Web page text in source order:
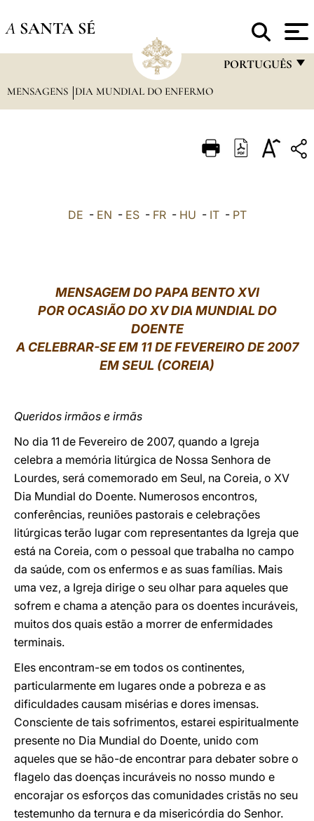
A SANTA SÉ
PORTUGUÊS
ITALIANO
中文
MENSAGENS DIA MUNDIAL DO ENFERMO
DE - EN - ES- FR- HU - IT- PT
MENSAGEM DO PAPA BENTO XVI
POR OCASIÃO DO XV DIA MUNDIAL DO
DOENTE
A CELEBRAR-SE EM 11 DE FEVEREIRO DE 2007
EM SEUL (COREIA)
Queridos irmãos e irmãs
No dia 11 de Fevereiro de 2007, quando a Igreja
celebra a memória litúrgica de Nossa Senhora de
Lourdes, será comemorado em Seul, na Coreia, o XV
Dia Mundial do Doente. Numerosos encontros,
conferências, reuniões pastorais e celebrações
litúrgicas terão lugar com representantes da Igreja que
está na Coreia, com o pessoal que trabalha no campo
da saúde, com os enfermos e as suas famílias. Mais
uma vez, a Igreja dirige o seu olhar para aqueles que
sofrem e chama a atenção para os doentes incuráveis,
muitos dos quais estão a morrer de enfermidades
terminais.
Eles encontram-se em todos os continentes,
particularmente em lugares onde a pobreza e as
dificuldades causam misérias e dores imensas.
Consciente de tais sofrimentos, estarei espiritualmente
presente no Dia Mundial do Doente, unido com
aqueles que se hão-de encontrar para debater sobre o
flagelo das doenças incuráveis no nosso mundo e
encorajar os esforços das comunidades cristãs no seu
testemunho da ternura e da misericórdia do Senhor.